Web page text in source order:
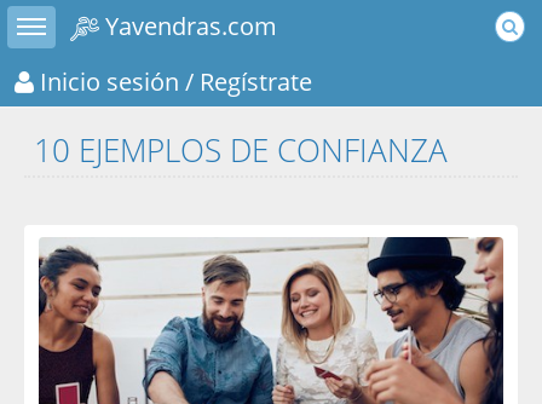
Toggle sidebar
Yavendras.com
Inicio sesión / Regístrate
10 EJEMPLOS DE CONFIANZA